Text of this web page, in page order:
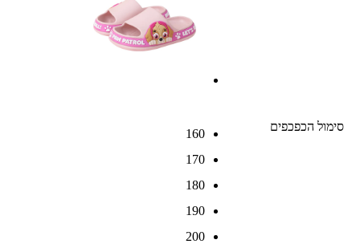
סימול הכפכפים
160
170
180
190
200